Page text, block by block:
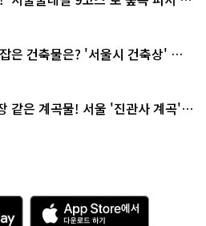
은 건축물은? '서울시 건축상' 수
같은 계곡물! 서울 '진관사 계곡'이
A
p